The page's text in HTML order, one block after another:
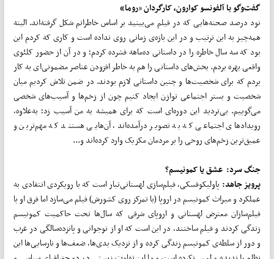
گفت‌وگو با آلفونسو کوارون، کارگردان«روما»
نود درصد صحنه‌هایی که در فیلم می‌بینید بر اساس خاطراتم شکل گرفته‌اند. البته
همه‌چیز به این ترتیب و در این بازه‌ی زمانی روی نداده است و کاری که کردم این
بود که سه سال خاطره را در داستانی ده‌ماهه فشرده کردم؛ و در آن از حضور کلئوی
واقعی بهره بردم. بخش‌های داستانی را هم به خاطر افزودن عناصر مضمونی‌ای به کار
بردم که برای شخصیت‌ها و چنین داستانی لازم بودند. در ضمن تلاش کردیم میان
شخصیت و بستر اجتماعی توازن ایجاد کنیم چون از زخم‌ها و آسیب‌های شخصی
می‌گوییم. بی‌تردید این دوره‌ای است که برای همیشه به من آسیب زد؛ به‌علاوه،
رویدادهای اجتماعی که به تصویر درآمده‌اند، آن‌هایی هستند که مهم‌ترین و
عمیق‌ترین زخم‌های روحی را بر مردمان مکزیک وارد کرده‌اند و...
جنگ سرد: عشق یا کمونیسم؟
پرویز جاهد: پاولیکوفسکی، فیلم‌سازی لهستانی‌تبار است که با رویکردی انتقادی به
عملکرد و میراث کمونیسم در اروپا (با تمرکز روی کشورش) فیلم می‌سازد اما فرق او با
فیلم‌سازان معترض لهستانی و اروپای شرقی که سال‌ها تحت حاکمیت کمونیسم
زندگی کردند و فیلم ساختند، در این است که او از نوجوانی و پانزده‌سالگی در غرب
و دور از سلطه‌ی کمونیسم زندگی کرده و از نزدیک بدی‌ها، ضعف‌ها و نارسایی‌ها این